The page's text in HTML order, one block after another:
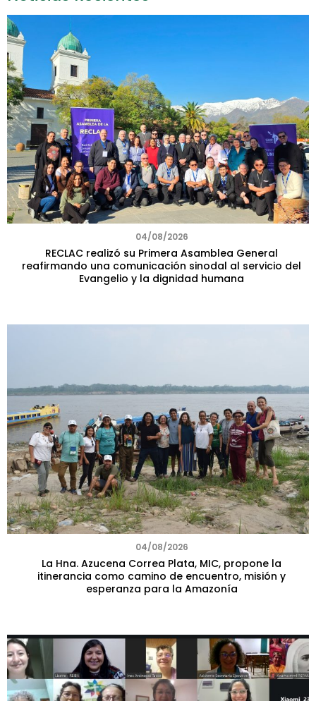
04/08/2026
RECLAC realizó su Primera Asamblea General
reafirmando una comunicación sinodal al servicio del
Evangelio y la dignidad humana
04/08/2026
La Hna. Azucena Correa Plata, MIC, propone la
itinerancia como camino de encuentro, misión y
esperanza para la Amazonía